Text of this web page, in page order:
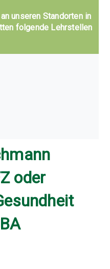
unseren Standorten in
folgende Lehrstellen
oder